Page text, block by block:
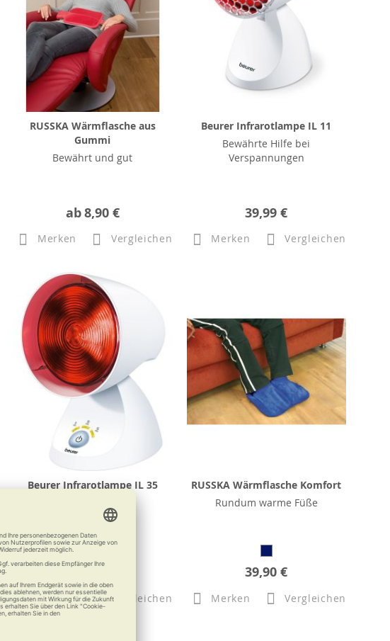
RUSSKA Wärmflasche aus
Gummi
Bewährt und gut
ab8,90 €
Merken Vergleichen
Beurer Infrarotlampe IL 11
Bewährte Hilfe bei
Verspannungen
39,99 €
Merken Vergleichen
Beurer Infrarotlampe IL 35
85,49 €
Merken Vergleichen
RUSSKA Wärmflasche Komfort
Rundum warme Füße
39,90 €
Merken Vergleichen